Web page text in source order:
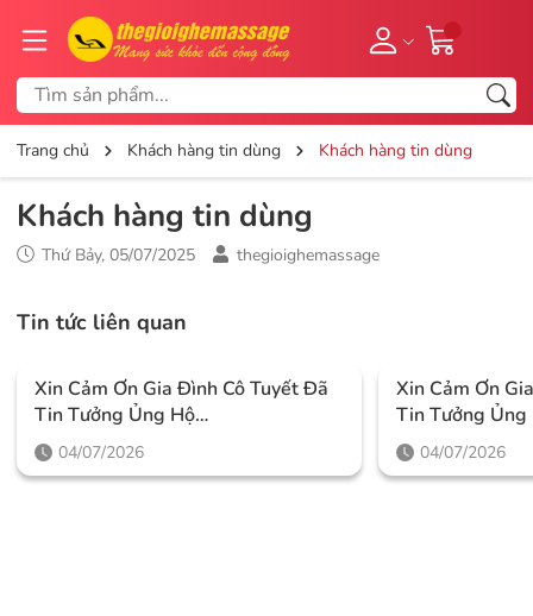
Trang chủ Khách hàng tin dùng Khách hàng tin dùng
Khách hàng tin dùng
Thứ Bảy, 05/07/2025 thegioighemassage
Tin tức liên quan
Xin Cảm Ơn Gia Đình Cô Tuyết Đã
Tin Tưởng Ủng Hộ
Thegioighemassage
04/07/2026
Xin Cảm Ơn
Tin Tưởng Ủng
04/07/2026